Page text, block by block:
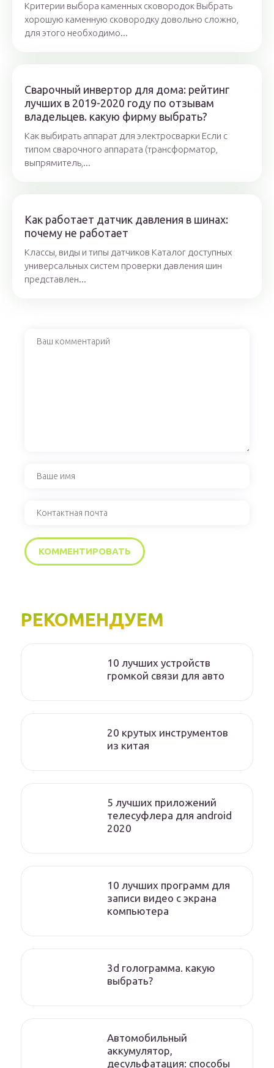
Критерии выбора каменных сковородок Выбрать
хорошую каменную сковородку довольно сложно,
для этого необходимо...
Сварочный инвертор для дома: рейтинг
лучших в 2019-2020 году по отзывам
владельцев. какую фирму выбрать?
Как выбирать аппарат для электросварки Если с
типом сварочного аппарата (трансформатор,
выпрямитель,...
Как работает датчик давления в шинах:
почему не работает
Классы, виды и типы датчиков Каталог доступных
универсальных систем проверки давления шин
представлен...
РЕКОМЕНДУЕМ
10 лучших устройств
громкой связи для авто
20 крутых инструментов
из китая
5 лучших приложений
телесуфлера для android
2020
10 лучших программ для
записи видео с экрана
компьютера
3d голограмма. какую
выбрать?
Автомобильный
аккумулятор,
десульфатация: способы